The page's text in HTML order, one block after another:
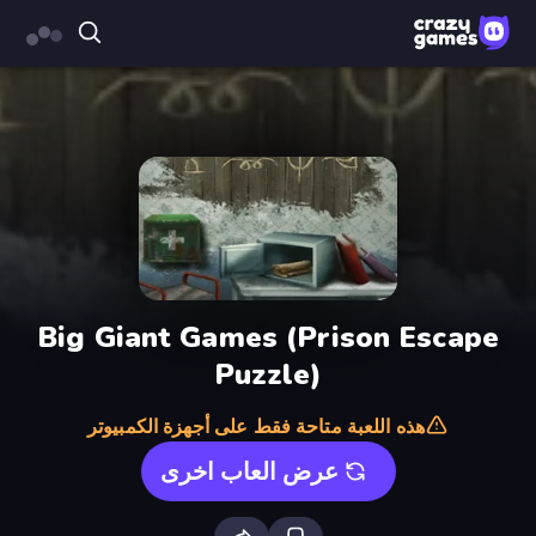
Big Giant Games (Prison Escape
Puzzle)
هذه اللعبة متاحة فقط على أجهزة الكمبيوتر
عرض العاب اخرى